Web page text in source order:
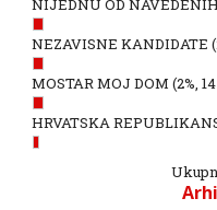
NIJEDNU OD NAVEDENIH
NEZAVISNE KANDIDATE
MOSTAR MOJ DOM (2%,
HRVATSKA